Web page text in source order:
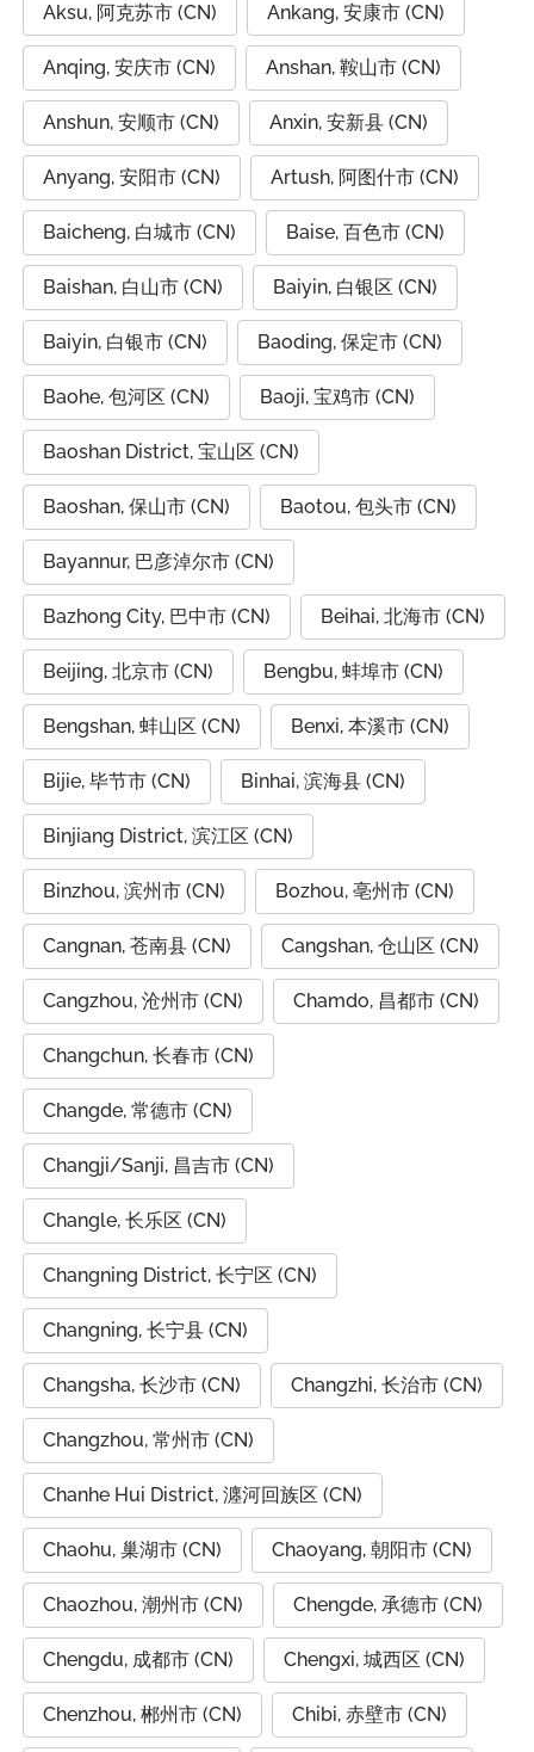
Aksu, 阿克苏市 (CN) Ankang, 安康市 (CN)
Anqing, 安庆市 (CN) Anshan, 鞍山市 (CN)
Anshun, 安顺市 (CN) Anxin, 安新县 (CN)
Anyang, 安阳市 (CN) Artush, 阿图什市 (CN)
Baicheng, 白城市 (CN) Baise, 百色市 (CN)
Baishan, 白山市 (CN) Baiyin, 白银区 (CN)
Baiyin, 白银市 (CN) Baoding, 保定市 (CN)
Baohe, 包河区 (CN) Baoji, 宝鸡市 (CN)
Baoshan District, 宝山区 (CN)
Baoshan, 保山市 (CN) Baotou, 包头市 (CN)
Bayannur, 巴彦淖尔市 (CN)
Bazhong City, 巴中市 (CN) Beihai, 北海市 (CN)
Beijing, 北京市 (CN) Bengbu, 蚌埠市 (CN)
Bengshan, 蚌山区 (CN) Benxi, 本溪市 (CN)
Bijie, 毕节市 (CN) Binhai, 滨海县 (CN)
Binjiang District, 滨江区 (CN)
Binzhou, 滨州市 (CN) Bozhou, 亳州市 (CN)
Cangnan, 苍南县 (CN) Cangshan, 仓山区 (CN)
Cangzhou, 沧州市 (CN) Chamdo, 昌都市 (CN)
Changchun, 长春市 (CN)
Changde, 常德市 (CN)
Changji/Sanji, 昌吉市 (CN)
Changle, 长乐区 (CN)
Changning District, 长宁区 (CN)
Changning, 长宁县 (CN)
Changsha, 长沙市 (CN) Changzhi, 长治市 (CN)
Changzhou, 常州市 (CN)
Chanhe Hui District, 瀍河回族区 (CN)
Chaohu, 巢湖市 (CN) Chaoyang, 朝阳市 (CN)
Chaozhou, 潮州市 (CN) Chengde, 承德市 (CN)
Chengdu, 成都市 (CN) Chengxi, 城西区 (CN)
Chenzhou, 郴州市 (CN) Chibi, 赤壁市 (CN)